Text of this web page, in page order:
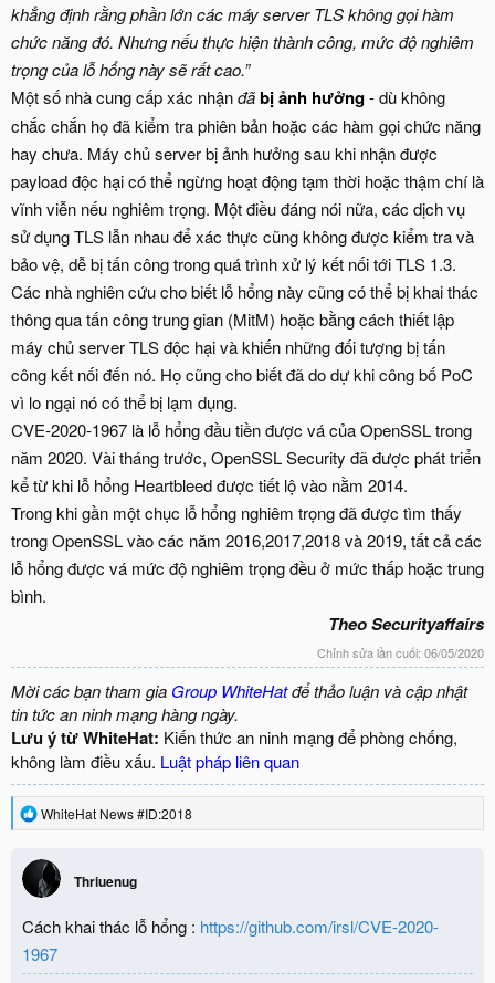
khẳng định rằng phần lớn các máy server TLS không gọi hàm
chức năng đó. Nhưng nếu thực hiện thành công, mức độ nghiêm
trọng của lỗ hổng này sẽ rất cao.”
Một số nhà cung cấp xác nhậnđãbị ảnh hưởng- dù không
chắc chắn họ đã kiểm tra phiên bản hoặc các hàm gọi chức năng
hay chưa. Máy chủ server bị ảnh hưởng sau khi nhận được
payload độc hại có thể ngừng hoạt động tạm thời hoặc thậm chí là
vĩnh viễn nếu nghiêm trọng. Một điều đáng nói nữa, các dịch vụ
sử dụng TLS lẫn nhau để xác thực cũng không được kiểm tra và
bảo vệ, dễ bị tấn công trong quá trình xử lý kết nối tới TLS 1.3.
Các nhà nghiên cứu cho biết lỗ hổng này cũng có thể bị khai thác
thông qua tấn công trung gian (MitM) hoặc bằng cách thiết lập
máy chủ server TLS độc hại và khiến những đối tượng bị tấn
công kết nối đến nó. Họ cũng cho biết đã do dự khi công bố PoC
vì lo ngại nó có thể bị lạm dụng.
CVE-2020-1967 là lỗ hổng đầu tiền được vá của OpenSSL trong
năm 2020. Vài tháng trước, OpenSSL Security đã được phát triển
kể từ khi lỗ hổng Heartbleed được tiết lộ vào nằm 2014.
Trong khi gần một chục lỗ hổng nghiêm trọng đã được tìm thấy
trong OpenSSL vào các năm 2016,2017,2018 và 2019, tất cả các
lỗ hổng được vá mức độ nghiêm trọng đều ở mức thấp hoặc trung
bình.
Theo Securityaffairs
Chỉnh sửa lần cuối: 06/05/2020
Mời các bạn tham gia Group WhiteHatđể thảo luận và cập nhật
tin tức an ninh mạng hàng ngày.
Lưu ý từ WhiteHat: Kiến thức an ninh mạng để phòng chống,
không làm điều xấu. Luật pháp liên quan
R
e
c
t
i
o
n
s
:
WhiteHat News #ID:2018
Thriuenug
Cách khai thác lỗ hổng : https://github.com/irsl/CVE-2020-
1967